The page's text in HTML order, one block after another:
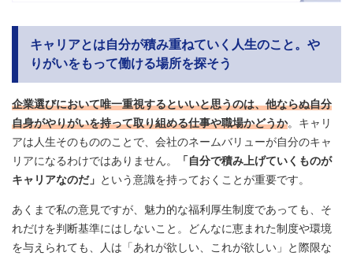
キャリアとは自分が積み重ねていく人生のこと。や
りがいをもって働ける場所を探そう
企業選びにおいて唯一重視するといいと思うのは、他ならぬ自分
自身がやりがいを持って取り組める仕事や職場かどうか。キャリ
アは人生そのもののことで、会社のネームバリューが自分のキャ
リアになるわけではありません。
「自分で積み上げていくものが
キャリアなのだ」 という意識を持っておくことが重要です。
あくまで私の意見ですが、魅力的な福利厚生制度であっても、そ
れだけを判断基準にはしないこと。どんなに恵まれた制度や環境
を与えられても、人は「あれが欲しい、これが欲しい」と際限な